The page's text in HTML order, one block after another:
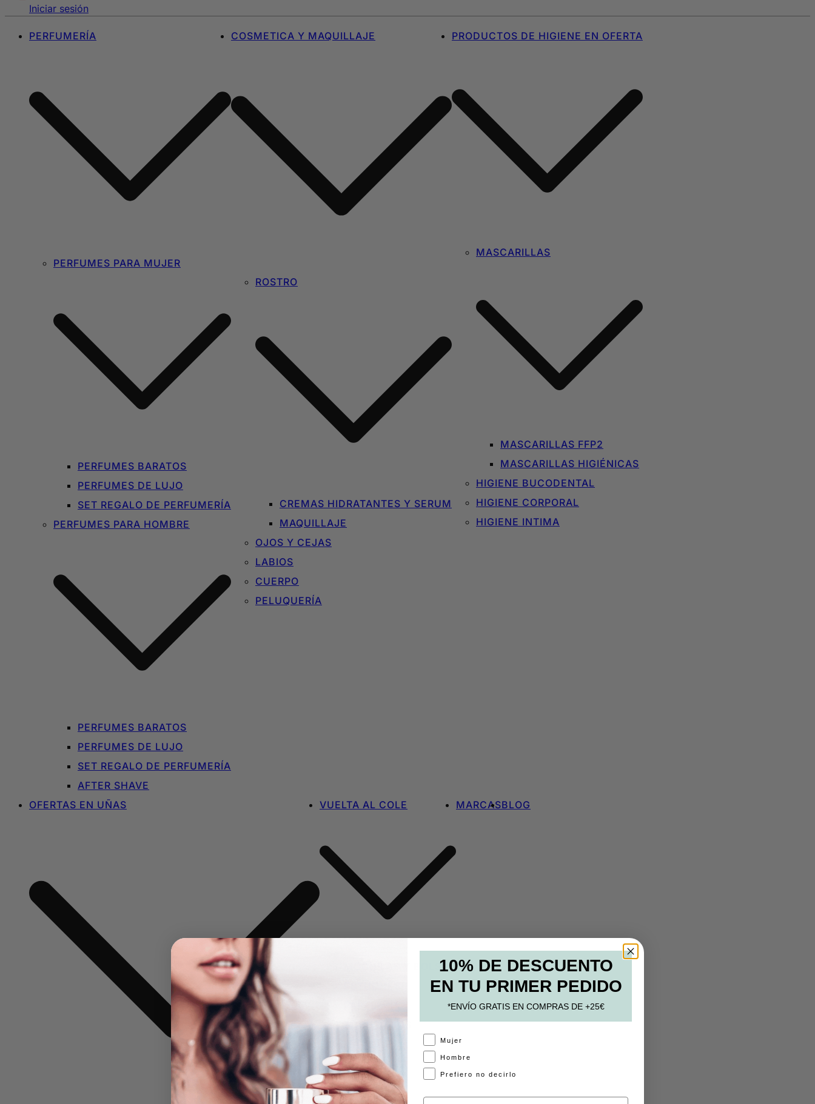
Iniciar sesión
PERFUMERÍA
PERFUMES PARA MUJER
PERFUMES BARATOS
PERFUMES DE LUJO
SET REGALO DE PERFUMERÍA
PERFUMES PARA HOMBRE
PERFUMES BARATOS
PERFUMES DE LUJO
SET REGALO DE PERFUMERÍA
AFTER SHAVE
COSMETICA Y MAQUILLAJE
ROSTRO
CREMAS HIDRATANTES Y SERUM
MAQUILLAJE
OJOS Y CEJAS
LABIOS
CUERPO
PELUQUERÍA
PRODUCTOS DE HIGIENE EN OFERTA
MASCARILLAS
MASCARILLAS FFP2
MASCARILLAS HIGIÉNICAS
HIGIENE BUCODENTAL
HIGIENE CORPORAL
HIGIENE INTIMA
OFERTAS EN UÑAS VUELTA AL COLE
MOCHILAS Y BOLSOS
ACCESORIOS
MARCASBLOG
10% DE DESCUENTO
EN TU PRIMER PEDIDO
*ENVÍO GRATIS EN COMPRAS DE +25€
A Mujer
Hombre
Prefiero no decirlo
Email